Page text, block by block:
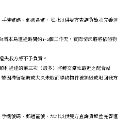
機號碼、郵遞區號、地址以供雙方查詢貨態並完善運
灣本島運送時間約1-2個工作天，實際情況將將依照物
失我方將不予負責。
利送達的第三次（最多）將轉交當地最近之配合站
因滯留超時或太久未取而導致物件被銷毀或退回我方
機號碼、郵遞區號、地址以供雙方查詢貨態並完善運